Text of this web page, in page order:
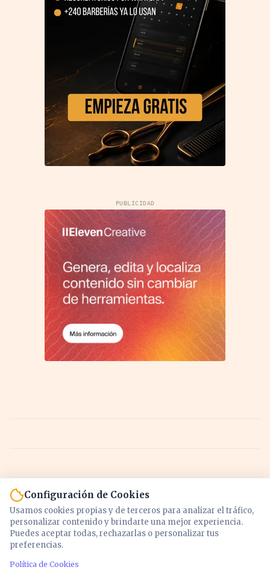
PUBLICIDAD
Configuración de Cookies
Usamos cookies propias y de terceros para analizar el tráfico,
personalizar contenido y brindarte una mejor experiencia.
Puedes aceptar todas, rechazarlas o personalizar tus
preferencias.
Política de Cookies